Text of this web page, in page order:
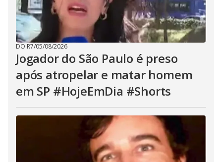
DO R7/05/08/2026
Jogador do São Paulo é preso
após atropelar e matar homem
em SP #HojeEmDia #Shorts